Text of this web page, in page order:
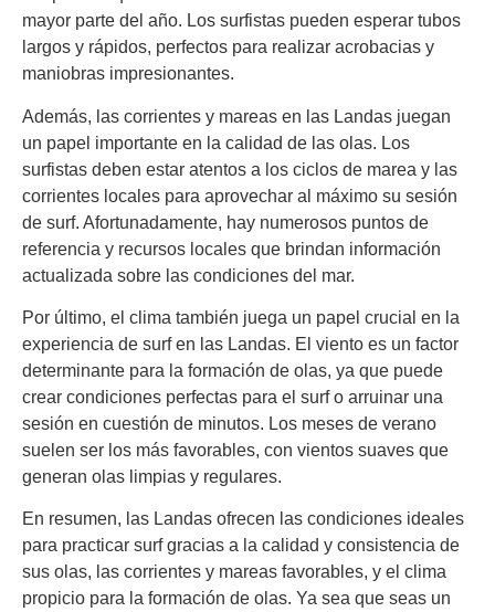
mayor parte del año. Los surfistas pueden esperar tubos
largos y rápidos, perfectos para realizar acrobacias y
maniobras impresionantes.
Además, las corrientes y mareas en las Landas juegan
un papel importante en la calidad de las olas. Los
surfistas deben estar atentos a los ciclos de marea y las
corrientes locales para aprovechar al máximo su sesión
de surf. Afortunadamente, hay numerosos puntos de
referencia y recursos locales que brindan información
actualizada sobre las condiciones del mar.
Por último, el clima también juega un papel crucial en la
experiencia de surf en las Landas. El viento es un factor
determinante para la formación de olas, ya que puede
crear condiciones perfectas para el surf o arruinar una
sesión en cuestión de minutos. Los meses de verano
suelen ser los más favorables, con vientos suaves que
generan olas limpias y regulares.
En resumen, las Landas ofrecen las condiciones ideales
para practicar surf gracias a la calidad y consistencia de
sus olas, las corrientes y mareas favorables, y el clima
propicio para la formación de olas. Ya sea que seas un